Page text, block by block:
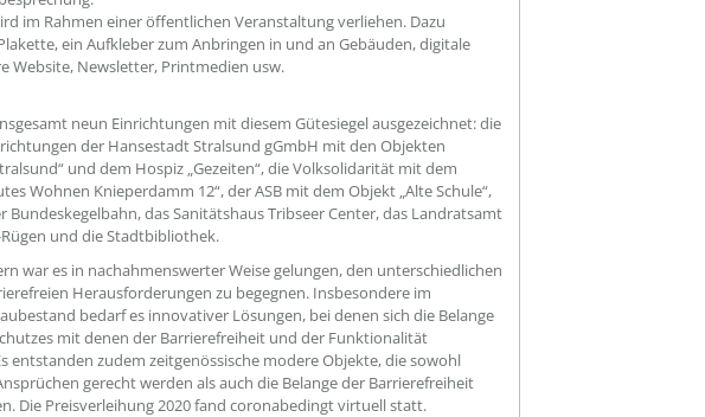
im Rahmen einer öffentlichen Veranstaltung verliehen. Dazu
ein Aufkleber zum Anbringen in und an Gebäuden, digitale
Website, Newsletter, Printmedien usw.
neun Einrichtungen mit diesem Gütesiegel ausgezeichnet: die
der Hansestadt Stralsund gGmbH mit den Objekten
und dem Hospiz „Gezeiten“, die Volksolidarität mit dem
Wohnen Knieperdamm 12“, der ASB mit dem Objekt „Alte Schule“,
Bundeskegelbahn, das Sanitätshaus Tribseer Center, das Landratsamt
und die Stadtbibliothek.
war es in nachahmenswerter Weise gelungen, den unterschiedlichen
Herausforderungen zu begegnen. Insbesondere im
bedarf es innovativer Lösungen, bei denen sich die Belange
mit denen der Barrierefreiheit und der Funktionalität
entstanden zudem zeitgenössische modere Objekte, die sowohl
gerecht werden als auch die Belange der Barrierefreiheit
Die Preisverleihung 2020 fand coronabedingt virtuell statt.